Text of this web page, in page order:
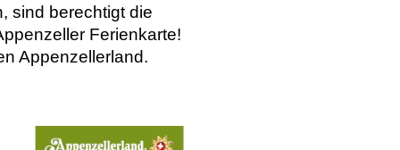
sind berechtigt die
Ferienkarte!
Appenzellerland.